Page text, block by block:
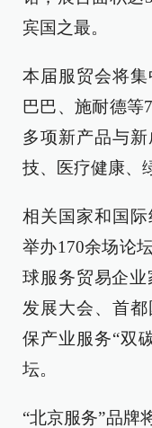
宾国之最。
本届服贸会将
巴巴、施耐德等
多项新产品与
技、医疗健康、
相关国家和国
举办170余场论
球服务贸易企
发展大会、首
保产业服务“双
坛。
“北京服务”品牌